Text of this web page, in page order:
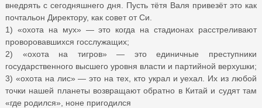
внедрять с сегодняшнего дня. Пусть тётя Валя привезёт это как
почтальон Директору, как совет от Си.
1) «охота на мух» — это когда на стадионах расстреливают
проворовавшихся госслужащих;
2) «охота на тигров» — это единичные преступники
государственного высшего уровня власти и партийной верхушки;
3) «охота на лис» — это на тех, кто украл и уехал. Их из любой
точки нашей планеты возвращают обратно в Китай и судят там
«где родился», ноне пригодился